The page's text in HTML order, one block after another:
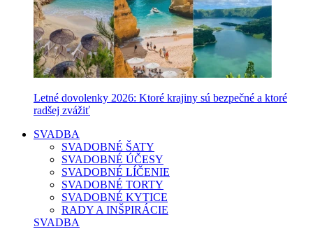
Letné dovolenky 2026: Ktoré krajiny sú bezpečné a ktoré
radšej zvážiť
SVADBA
SVADOBNÉ ŠATY
SVADOBNÉ ÚČESY
SVADOBNÉ LÍČENIE
SVADOBNÉ TORTY
SVADOBNÉ KYTICE
RADY A INŠPIRÁCIE
SVADBA